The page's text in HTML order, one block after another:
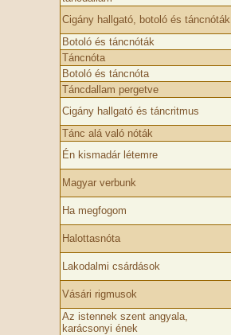
Cigány hallgató, botoló és táncnóták
Botoló és táncnóták
Táncnóta
Botoló és táncnóta
Táncdallam pergetve
Cigány hallgató és táncritmus
Tánc alá való nóták
Én kismadár létemre
Magyar verbunk
Ha megfogom
Halottasnóta
Lakodalmi csárdások
Vásári rigmusok
Az istennek szent angyala,
karácsonyi ének